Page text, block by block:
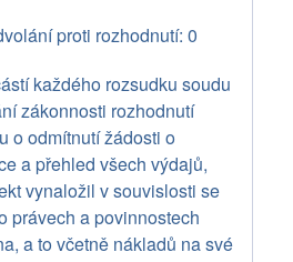
proti rozhodnutí: 0
každého rozsudku soudu
zákonnosti rozhodnutí
o odmítnutí žádosti o
a přehled všech výdajů,
vynaložil v souvislosti se
právech a povinnostech
a to včetně nákladů na své